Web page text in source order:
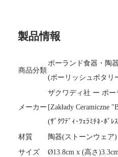
製品情報
商品分類
ポーランド食器・陶器
(ポーリッシュポタリ
メーカー
ザクワディ社 ー ポー
[Zakłady Ceramiczne
(ｻﾞｸﾜﾃﾞｨ･ﾂｪﾗﾐﾁﾈ･ﾎﾞﾚ
材質
陶器(ストーンウェア)
サイズ
Ø13.8cm x (高さ